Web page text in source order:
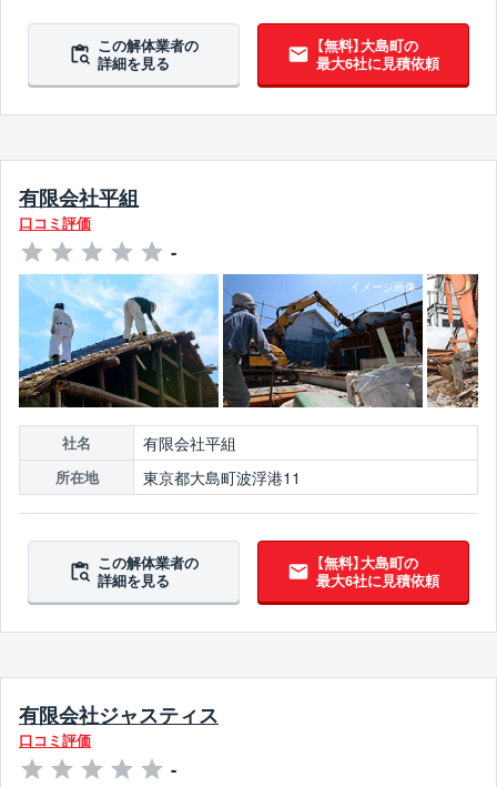
この解体業者の
詳細を見る
【無料】大島町の
最大6社に見積依頼
有限会社平組
口コミ評価
-
社名 有限会社平組
所在地 東京都大島町波浮港11
この解体業者の
詳細を見る
【無料】大島町の
最大6社に見積依頼
有限会社ジャスティス
口コミ評価
-